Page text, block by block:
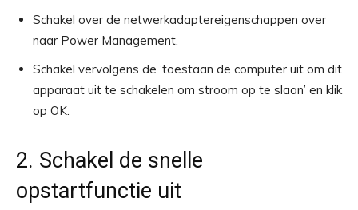
Schakel over de netwerkadaptereigenschappen over
naar Power Management.
Schakel vervolgens de ’toestaan ​​de computer uit om dit
apparaat uit te schakelen om stroom op te slaan’ en klik
op OK.
2. Schakel de snelle
opstartfunctie uit